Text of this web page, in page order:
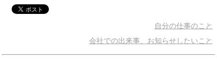
自分の仕事のこと
会社での出来事、お知らせしたいこと